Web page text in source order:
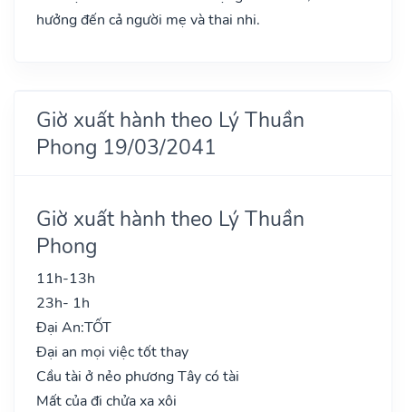
hưởng đến cả người mẹ và thai nhi.
Giờ xuất hành theo Lý Thuần
Phong 19/03/2041
Giờ xuất hành theo Lý Thuần
Phong
11h-13h
23h- 1h
Đại An:TỐT
Đại an mọi việc tốt thay
Cầu tài ở nẻo phương Tây có tài
Mất của đi chửa xa xôi